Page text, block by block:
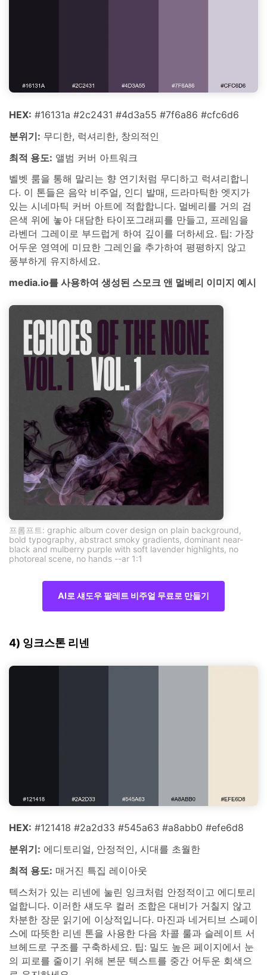
HEX: #16131a #2c2431 #4d3a55 #7f6a86 #cfc6d6
분위기: 무디한, 럭셔리한, 창의적인
최적 용도: 앨범 커버 아트워크
벨벳 룸을 통해 말리는 향 연기처럼 무디하고 럭셔리합니
다. 이 톤들은 음악 비주얼, 인디 발매, 드라마틱한 엣지가
있는 시네마틱 커버 아트에 적합합니다. 멀베리를 거의 검
은색 위에 놓아 대담한 타이포그래피를 만들고, 프레임을
라벤더 그레이로 부드럽게 하여 깊이를 더하세요. 팁: 가장
어두운 영역에 미묘한 그레인을 추가하여 평평하지 않고
풍부하게 유지하세요.
media.io를 사용하여 생성된 스모크 앤 멀베리 이미지 예시
프롬프트: graphic album cover design on plain background,
bold typography, abstract smoky gradients, dominant near-
black and mulberry purple with soft lavender highlights, no
photoreal scene, no hands --ar 1:1
AI로 섀도우 팔레트 비주얼 무료로 만들기
4) 잉크스톤 리넨
HEX: #121418 #2a2d33 #545a63 #a8abb0 #efe6d8
분위기: 에디토리얼, 안정적인, 시대를 초월한
최적 용도: 매거진 특집 레이아웃
텍스처가 있는 리넨에 눌린 잉크처럼 안정적이고 에디토리
얼합니다. 이러한 섀도우 컬러 조합은 대비가 거칠지 않고
차분한 장문 읽기에 이상적입니다. 마진과 네거티브 스페이
스에 따뜻한 리넨 톤을 사용한 다음 차콜 룰과 슬레이트 서
브헤드로 구조를 구축하세요. 팁: 밀도 높은 페이지에서 눈
의 피로를 줄이기 위해 본문 텍스트를 중간 어두운 회색으